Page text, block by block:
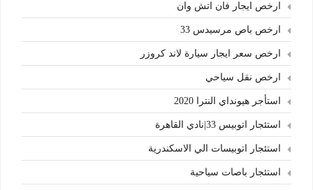
ارخص ايجار فان اتش وان
ارخص باص مرسيدس 33
ارخص سعر ايجار سيارة لاند كروزر
ارخص نقل سياحي
استأجر هيونداي النترا 2020
استئجار اتوبيس 33|نادي القاهرة
استئجار اتوبيسات الي الاسكندرية
استئجار باصات سياحية